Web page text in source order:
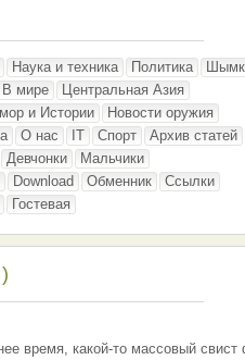
Наука и техника Политика
В мире
Центральная Азия
и Истории
Новости оружия
О нас IT Спорт
Архив статей
Девчонки
Мальчики
Download Обменник
Ссылки
Гостевая
время, какой-то массовый свист